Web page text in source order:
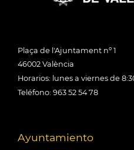
Plaça de l'Ajuntament nº 1
46002 València
Horarios: lunes a viernes de
Teléfono: 963 52 54 78
Ayuntamiento